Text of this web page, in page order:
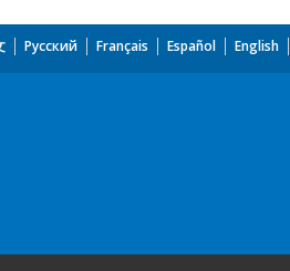
English
Español
Français
Русский